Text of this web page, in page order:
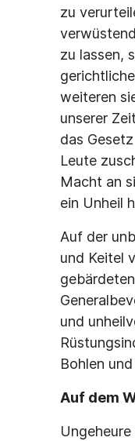
zu
zu lassen,
weiteren
unserer
das
Leute
Macht an
ein Unheil
Auf der
und Keitel
und
Bohlen
Auf dem